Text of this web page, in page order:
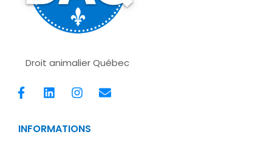
Droit animalier Québec
F
a
e
b
L
i
k
e
I
n
t
a
E
n
INFORMATIONS